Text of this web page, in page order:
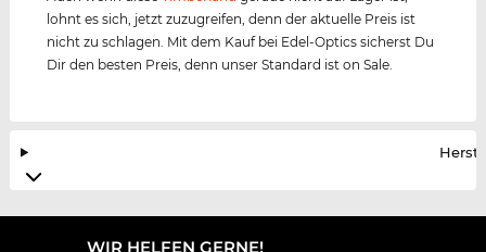
lohnt es sich, jetzt zuzugreifen, denn der aktuelle Preis ist
nicht zu schlagen. Mit dem Kauf bei Edel-Optics sicherst Du
Dir den besten Preis, denn unser Standard ist on Sale.
WIR HELFEN GERNE!